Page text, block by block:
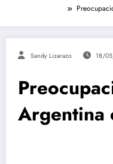
Sandy Lizarazo 18/
Argentina